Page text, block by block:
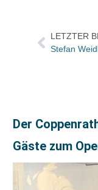
LETZTER
Stefan
Der
Gäste zum